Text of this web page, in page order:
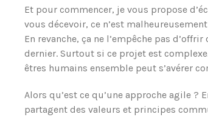
Et pour commencer, je vous propose
vous décevoir, ce n’est
En revanche, ça ne l’empêche pas
dernier. Surtout si ce projet est
êtres humains ensemble peut s’avérer
Alors qu’est ce qu’une approche agile
partagent des valeurs et principes